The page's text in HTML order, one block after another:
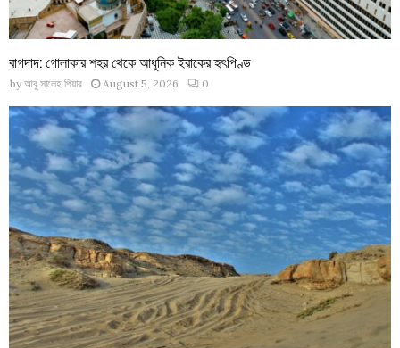
বাগদাদ: গোলাকার শহর থেকে আধুনিক ইরাকের হৃৎপিণ্ড
by আবু সালেহ পিয়ার August 5, 2026 0